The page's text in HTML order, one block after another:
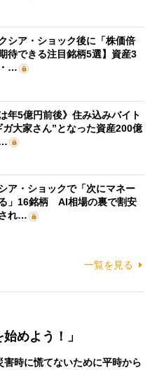
クシア・ショック後に「株価倍
待できる注目銘柄5選】資産3
…
は年5億円前後》住み込みバイト
ガ大家さん”となった資産200億
ア・ショックで「次にマネー
」16銘柄 AI相場の裏で割安
れ…
一覧を見る
めよう！」
害時に慌てないために平時から